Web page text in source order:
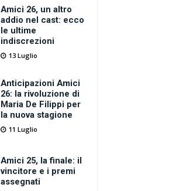
Amici 26, un altro
addio nel cast: ecco
le ultime
indiscrezioni
13 Luglio
Anticipazioni Amici
26: la rivoluzione di
Maria De Filippi per
la nuova stagione
11 Luglio
Amici 25, la finale: il
vincitore e i premi
assegnati